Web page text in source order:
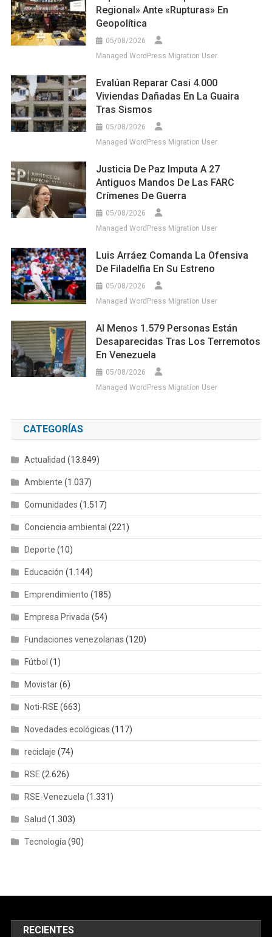
Regional» Ante «rupturas» En
Geopolítica
05/08/2026
Managed WordPress Migration User
Evalúan Reparar Casi 4.000
Viviendas Dañadas En La Guaira
Tras Sismos
05/08/2026
Managed WordPress Migration User
Justicia De Paz Imputa A 27
Antiguos Mandos De Las FARC
Crímenes De Guerra
05/08/2026
Managed WordPress Migration User
Luis Arráez Comanda La Ofensiva
De Filadelfia En Su Estreno
05/08/2026
Managed WordPress Migration User
Al Menos 1.579 Personas Están
Desaparecidas Tras Los Terremotos
En Venezuela
05/08/2026
Managed WordPress Migration User
CATEGORÍAS
Actualidad (13.849)
Ambiente (1.037)
Comunidades (1.517)
Conciencia ambiental (221)
Deporte (10)
Educación (1.144)
Emprendimiento (185)
Empresa Privada (54)
Fundaciones venezolanas (120)
Fútbol (1)
Movistar(6)
Noti-RSE (663)
Novedades ecológicas (117)
reciclaje (74)
RSE (2.626)
RSE-Venezuela (1.331)
Salud (1.303)
Tecnología (90)
RECIENTES